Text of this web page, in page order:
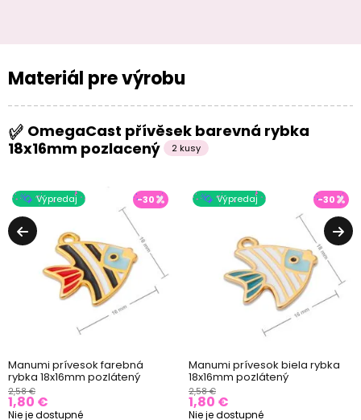
Materiál pre výrobu
OmegaCast přívěsek barevná rybka
18x16mm pozlacený
2 kusy
Výpredaj -30
Manumi prívesok farebná
rybka 18x16mm pozlátený
2,58 €
1,80 €
Nie je dostupné
Výpredaj -30
Manumi prívesok biela rybka
18x16mm pozlátený
2,58 €
1,80 €
Nie je dostupné